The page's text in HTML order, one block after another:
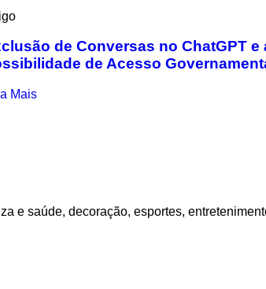
de Conversas no ChatGPT e
de Acesso
Mais
e saúde, decoração, esportes,